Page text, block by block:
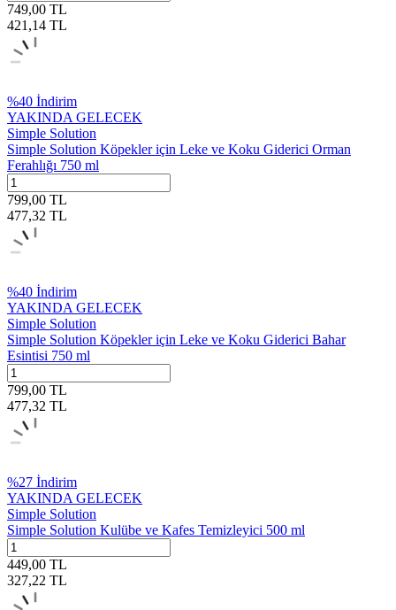
749,00 TL
421,14 TL
%40 İndirim
YAKINDA GELECEK
Simple Solution
Simple Solution Köpekler için Leke ve Koku Giderici Orman
Ferahlığı 750 ml
799,00 TL
477,32 TL
%40 İndirim
YAKINDA GELECEK
Simple Solution
Simple Solution Köpekler için Leke ve Koku Giderici Bahar
Esintisi 750 ml
799,00 TL
477,32 TL
%27 İndirim
YAKINDA GELECEK
Simple Solution
Simple Solution Kulübe ve Kafes Temizleyici 500 ml
449,00 TL
327,22 TL